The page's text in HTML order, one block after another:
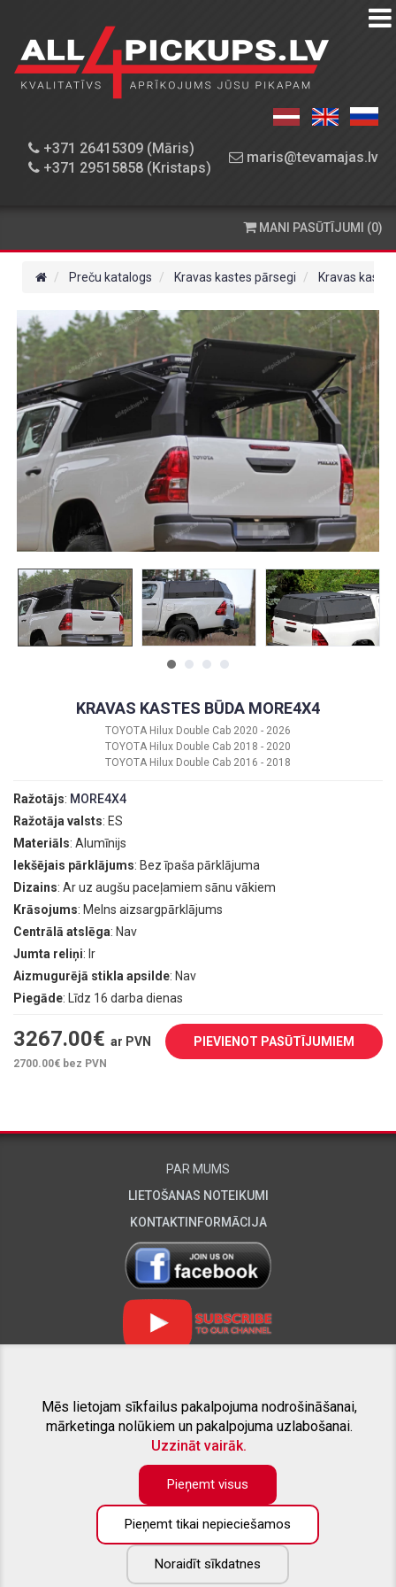
+371 26415309 (Māris)
+371 29515858 (Kristaps)
maris@tevamajas.lv
PREČU
KATALOGS
PIEGĀDE
KONTAKTINFORMĀCIJA
MANI PASŪTĪJUMI (0)
Preču katalogs Kravas kastes pārsegi Kravas
KRAVAS KASTES BŪDA MORE4X4
TOYOTA Hilux Double Cab 2020 - 2026
TOYOTA Hilux Double Cab 2018 - 2020
TOYOTA Hilux Double Cab 2016 - 2018
Ražotājs: MORE4X4
Ražotāja valsts: ES
Materiāls: Alumīnijs
Iekšējais pārklājums: Bez īpaša pārklājuma
Dizains: Ar uz augšu paceļamiem sānu vākiem
Krāsojums: Melns aizsargpārklājums
Centrālā atslēga: Nav
Jumta reliņi: Ir
Aizmugurējā stikla apsilde: Nav
Piegāde: Līdz 16 darba dienas
3267.00€ ar PVN
2700.00€ bez PVN
PIEVIENOT PASŪTĪJUMIEM
PAR MUMS
LIETOŠANAS NOTEIKUMI
KONTAKTINFORMĀCIJA
SAISTĪTIE PROJEKTI
Preču katalogā pieejama tikai daļa no piedāvāto preču apjoma. Ja
nesanāk atrast interesējošo aprīkojumu savam pikapam - droši
zvaniet, vai rakstiet uz e-pastu. Labprāt sniegsim konsultāciju un
izveidosim Jūsu vēlmēm atbilstošu individuālu piedāvājumu.
Mēs lietojam sīkfailus pakalpojuma nodrošināšanai,
mārketinga nolūkiem un pakalpojuma uzlabošanai.
Uzzināt vairāk.
Pieņemt visus
Pieņemt tikai nepieciešamos
Noraidīt sīkdatnes